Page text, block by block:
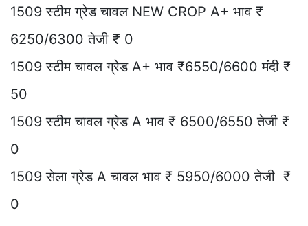
1509 स्टीम ग्रेड चावल NEW CROP A+ भाव ₹
6250/6300 तेजी ₹ 0
1509 स्टीम चावल ग्रेड A+ भाव ₹6550/6600 मंदी ₹
50
1509 स्टीम चावल ग्रेड A भाव ₹ 6500/6550 तेजी ₹
0
1509 सेला ग्रेड A चावल भाव ₹ 5950/6000 तेजी ₹
0